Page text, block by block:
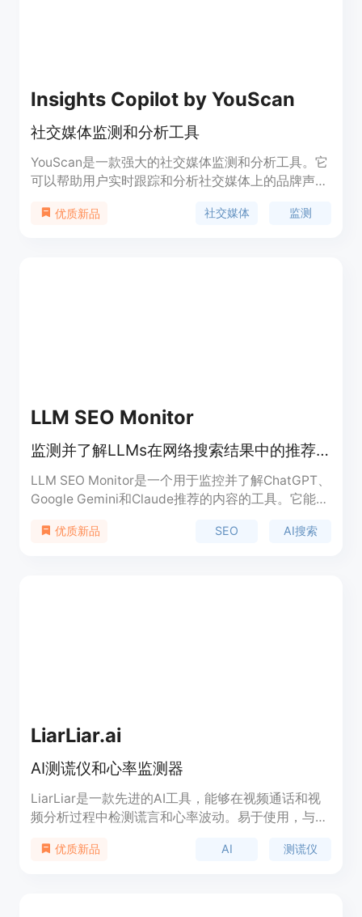
Insights Copilot by YouScan
社交媒体监测和分析工具
YouScan是一款强大的社交媒体监测和分析工具。它
可以帮助用户实时跟踪和分析社交媒体上的品牌声
智能算法，YouScan可以提供准确的洞察和有用的洞
优质新品 社交媒体 监测
LLM SEO Monitor
监测并了解LLMs在网络搜索结果中的推荐。
LLM SEO Monitor是一个用于监控并了解ChatGPT、
Google Gemini和Claude推荐的内容的工具。它能帮
助优化业务。
优质新品 SEO AI搜索
LiarLiar.ai
AI测谎仪和心率监测器
LiarLiar是一款先进的AI工具，能够在视频通话和视
频分析过程中检测谎言和心率波动。易于使用，与所
优质新品 AI 测谎仪